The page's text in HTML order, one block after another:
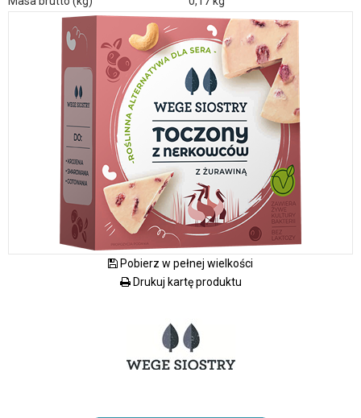
Pobierz w pełnej wielkości
Drukuj kartę produktu